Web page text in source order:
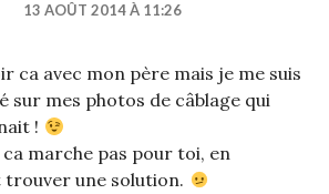
13 AOÛT 2014 À 11:26
ca avec mon père mais je me suis
sur mes photos de câblage qui
!
ca marche pas pour toi, en
trouver une solution.